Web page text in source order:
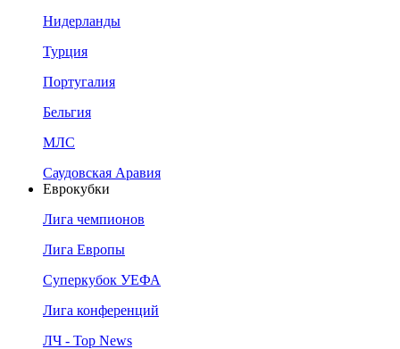
Нидерланды
Турция
Португалия
Бельгия
МЛС
Саудовская Аравия
Еврокубки
Лига чемпионов
Лига Европы
Суперкубок УЕФА
Лига конференций
ЛЧ - Top News